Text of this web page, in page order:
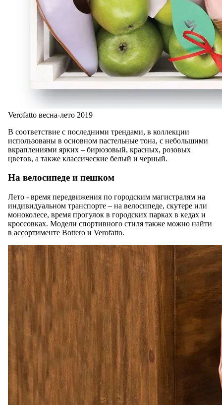
Verofatto весна-лето 2019
В соответствие с последними трендами, в коллекции
использованы в основном пастельные тона, с небольшими
вкраплениями ярких – бирюзовый, красных, розовых
цветов, а также классические белый и черный.
На велосипеде и пешком
Лето - время передвижения по городским магистралям на
индивидуальном транспорте – на велосипеде, скутере или
моноколесе, время прогулок в городских парках в кедах и
кроссовках. Модели спортивного стиля также можно найти
в ассортименте Bottero и Verofatto.